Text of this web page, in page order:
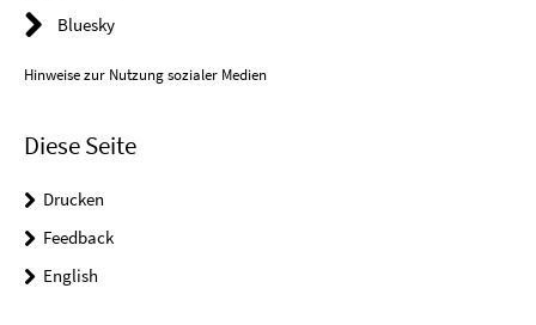
Bluesky
Hinweise zur Nutzung sozialer Medien
Diese Seite
Drucken
Feedback
English